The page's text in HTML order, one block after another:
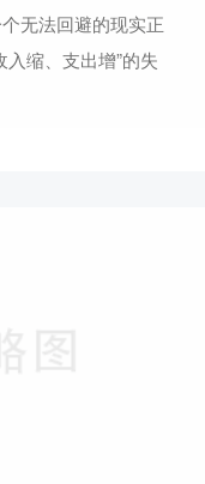
无法回避的现实正
缩、支出增”的失